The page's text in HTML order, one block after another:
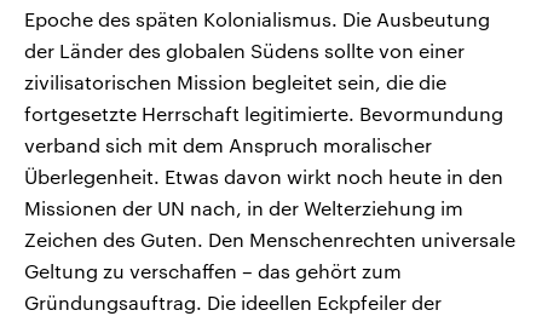
Epoche des späten Kolonialismus. Die Ausbeutung
der Länder des globalen Südens sollte von einer
zivilisatorischen Mission begleitet sein, die die
fortgesetzte Herrschaft legitimierte. Bevormundung
verband sich mit dem Anspruch moralischer
Überlegenheit. Etwas davon wirkt noch heute in den
Missionen der UN nach, in der Welterziehung im
Zeichen des Guten. Den Menschenrechten universale
Geltung zu verschaffen – das gehört zum
Gründungsauftrag. Die ideellen Eckpfeiler der